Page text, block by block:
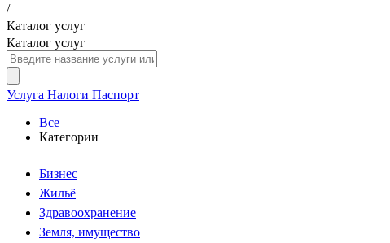
/
Каталог услуг
Каталог услуг
Услуга Налоги Паспорт
Все
Категории
Бизнес
Жильё
Здравоохранение
Земля, имущество